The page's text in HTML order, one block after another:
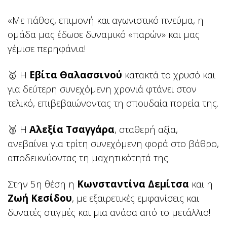
«Με πάθος, επιμονή και αγωνιστικό πνεύμα, η
ομάδα μας έδωσε δυναμικό «παρών» και μας
γέμισε περηφάνια!
🥇 Η Εβίτα Θαλασσινού κατακτά το χρυσό και
για δεύτερη συνεχόμενη χρονιά φτάνει στον
τελικό, επιβεβαιώνοντας τη σπουδαία πορεία της.
🥉 Η Αλεξία Τσαγγάρα, σταθερή αξία,
ανεβαίνει για τρίτη συνεχόμενη φορά στο βάθρο,
αποδεικνύοντας τη μαχητικότητά της.
Στην 5η θέση η Κωνσταντίνα Δεμίτσα και η
Ζωή Κεσίδου, με εξαιρετικές εμφανίσεις και
δυνατές στιγμές και μια ανάσα από το μετάλλιο!